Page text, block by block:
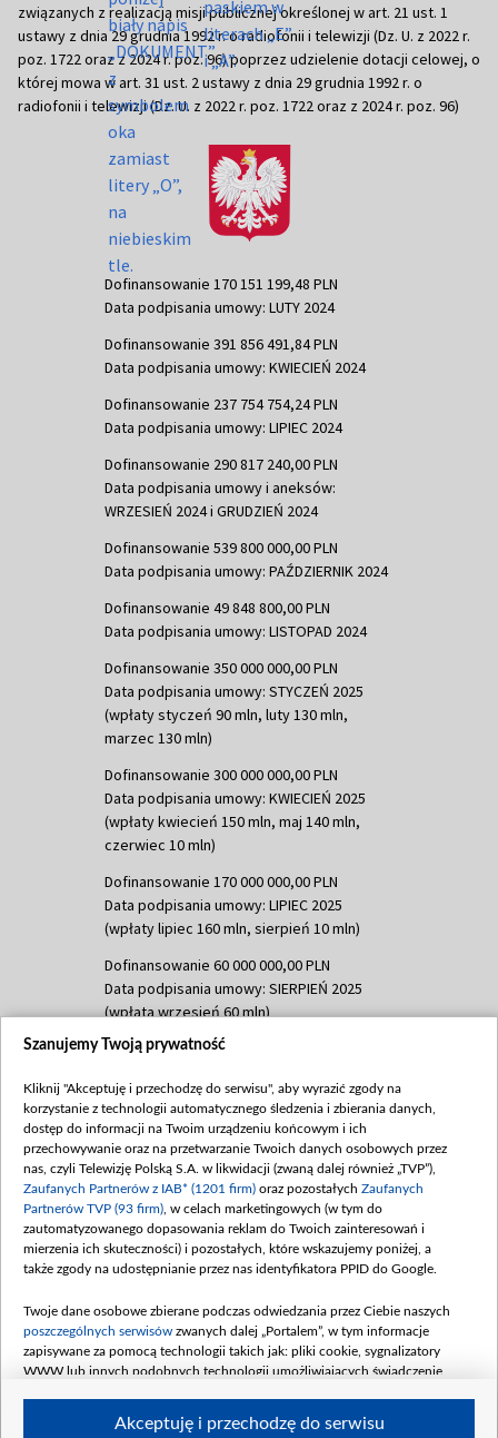
związanych z realizacją misji publicznej określonej w art. 21 ust. 1
ustawy z dnia 29 grudnia 1992 r. o radiofonii i telewizji (Dz. U. z 2022 r.
poz. 1722 oraz z 2024 r. poz. 96) poprzez udzielenie dotacji celowej, o
której mowa w art. 31 ust. 2 ustawy z dnia 29 grudnia 1992 r. o
radiofonii i telewizji (Dz. U. z 2022 r. poz. 1722 oraz z 2024 r. poz. 96)
Dofinansowanie 170 151 199,48 PLN
Data podpisania umowy: LUTY 2024
Dofinansowanie 391 856 491,84 PLN
Data podpisania umowy: KWIECIEŃ 2024
Dofinansowanie 237 754 754,24 PLN
Data podpisania umowy: LIPIEC 2024
Dofinansowanie 290 817 240,00 PLN
Data podpisania umowy i aneksów:
WRZESIEŃ 2024 i GRUDZIEŃ 2024
Dofinansowanie 539 800 000,00 PLN
Data podpisania umowy: PAŹDZIERNIK 2024
Dofinansowanie 49 848 800,00 PLN
Data podpisania umowy: LISTOPAD 2024
Dofinansowanie 350 000 000,00 PLN
Data podpisania umowy: STYCZEŃ 2025
(wpłaty styczeń 90 mln, luty 130 mln,
marzec 130 mln)
Dofinansowanie 300 000 000,00 PLN
Data podpisania umowy: KWIECIEŃ 2025
(wpłaty kwiecień 150 mln, maj 140 mln,
czerwiec 10 mln)
Dofinansowanie 170 000 000,00 PLN
Data podpisania umowy: LIPIEC 2025
(wpłaty lipiec 160 mln, sierpień 10 mln)
Dofinansowanie 60 000 000,00 PLN
Data podpisania umowy: SIERPIEŃ 2025
(wpłata wrzesień 60 mln)
Dofinansowanie 635 783 051,21 PLN
(wpłata wrzesień 100 mln, październik 350
mln, listopad 265 mln)
Dofinansowanie 48 862 000,00 PLN
Data podpisania umowy: GRUDZIEŃ 2025
(wpłata grudzień 60,548 mln)
Dofinansowanie 900 000 000,00 PLN
Data podpisania umowy: LUTY 2026 (wpłata
kwiecień 180 mln, 7 maja 180 mln, 8
czerwca 90 mln)
Dofinansowanie 250 000 000,00 PLN
4 sierpnia 250 mln
Szanujemy Twoją prywatność
Kliknij "Akceptuję i przechodzę do serwisu", aby wyrazić zgody na
korzystanie z technologii automatycznego śledzenia i zbierania danych,
dostęp do informacji na Twoim urządzeniu końcowym i ich
przechowywanie oraz na przetwarzanie Twoich danych osobowych przez
nas, czyli Telewizję Polską S.A. w likwidacji (zwaną dalej również „TVP”),
Zaufanych Partnerów z IAB* (1201 firm) oraz pozostałych Zaufanych
Partnerów TVP (93 firm) , w celach marketingowych (w tym do
zautomatyzowanego dopasowania reklam do Twoich zainteresowań i
mierzenia ich skuteczności) i pozostałych, które wskazujemy poniżej, a
także zgody na udostępnianie przez nas identyfikatora PPID do Google.
Twoje dane osobowe zbierane podczas odwiedzania przez Ciebie naszych
poszczególnych serwisów zwanych dalej „Portalem”, w tym informacje
zapisywane za pomocą technologii takich jak: pliki cookie, sygnalizatory
WWW lub innych podobnych technologii umożliwiających świadczenie
Akceptuję i przechodzę do serwisu